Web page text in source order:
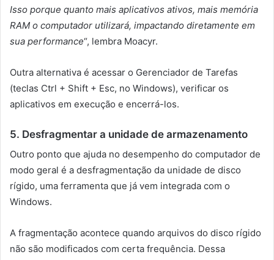
Isso porque quanto mais aplicativos ativos, mais memória
RAM o computador utilizará, impactando diretamente em
sua performance“, lembra Moacyr.
Outra alternativa é acessar o Gerenciador de Tarefas
(teclas Ctrl + Shift + Esc, no Windows), verificar os
aplicativos em execução e encerrá-los.
5. Desfragmentar a unidade de armazenamento
Outro ponto que ajuda no desempenho do computador de
modo geral é a desfragmentação da unidade de disco
rígido, uma ferramenta que já vem integrada com o
Windows.
A fragmentação acontece quando arquivos do disco rígido
não são modificados com certa frequência. Dessa